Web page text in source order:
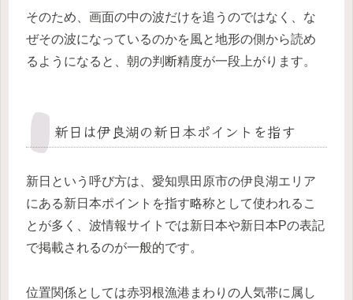
そのため、画面の中の波だけを追うのではなく、な
ぜその波になっているのかを風と地形の側から読め
るようになると、朝の判断精度が一段上がります。
新日は伊良湖の新日本ポイントを指す
新日という呼び方は、愛知県田原市の伊良湖エリア
にある新日本ポイントを指す略称として使われるこ
とが多く、波情報サイトでは新日本や新日本Pの表記
で掲載されるのが一般的です。
位置関係としては赤羽根漁港まわりの人気帯に属し